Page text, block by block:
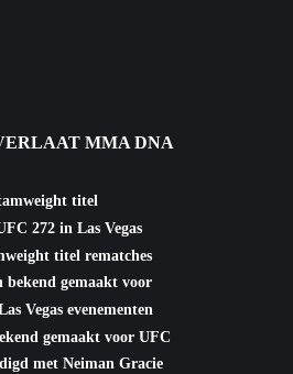
MMA DNA
titel rematches
gemaakt voor UFC